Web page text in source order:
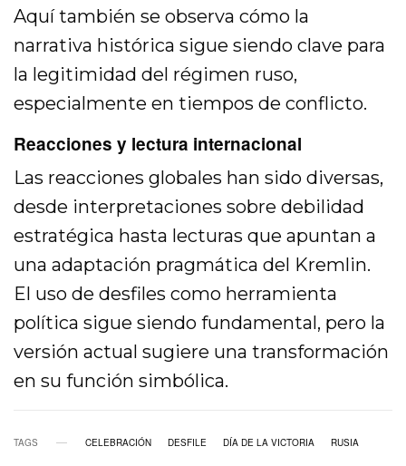
Aquí también se observa cómo la
narrativa histórica sigue siendo clave para
la legitimidad del régimen ruso,
especialmente en tiempos de conflicto.
Reacciones y lectura internacional
Las reacciones globales han sido diversas,
desde interpretaciones sobre debilidad
estratégica hasta lecturas que apuntan a
una adaptación pragmática del Kremlin.
El uso de desfiles como herramienta
política sigue siendo fundamental, pero la
versión actual sugiere una transformación
en su función simbólica.
TAGS CELEBRACIÓN DESFILE DÍA DE LA VICTORIA RUSIA